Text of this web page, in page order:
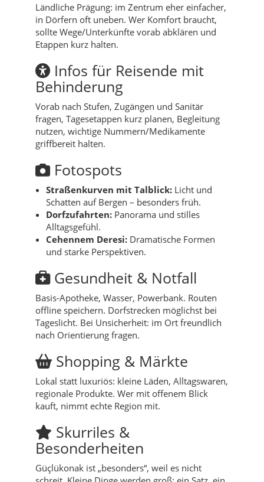
Ländliche Prägung: im Zentrum eher einfacher,
in Dörfern oft uneben. Wer Komfort braucht,
sollte Wege/Unterkünfte vorab abklären und
Etappen kurz halten.
Infos für Reisende mit
Behinderung
Vorab nach Stufen, Zugängen und Sanitär
fragen, Tagesetappen kurz planen, Begleitung
nutzen, wichtige Nummern/Medikamente
griffbereit halten.
Fotospots
Straßenkurven mit Talblick: Licht und
Schatten auf Bergen – besonders früh.
Dorfzufahrten: Panorama und stilles
Alltagsgefühl.
Cehennem Deresi: Dramatische Formen
und starke Perspektiven.
Gesundheit & Notfall
Basis-Apotheke, Wasser, Powerbank. Routen
offline speichern. Dorfstrecken möglichst bei
Tageslicht. Bei Unsicherheit: im Ort freundlich
nach Orientierung fragen.
Shopping & Märkte
Lokal statt luxuriös: kleine Läden, Alltagswaren,
regionale Produkte. Wer mit offenem Blick
kauft, nimmt echte Region mit.
Skurriles &
Besonderheiten
Güçlükonak ist „besonders“, weil es nicht